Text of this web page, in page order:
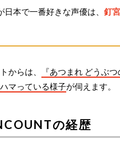
日本で一番好きな声優は、 釘
からは、
『あつまれ どうぶ
マっている様子が伺えます。
の経歴